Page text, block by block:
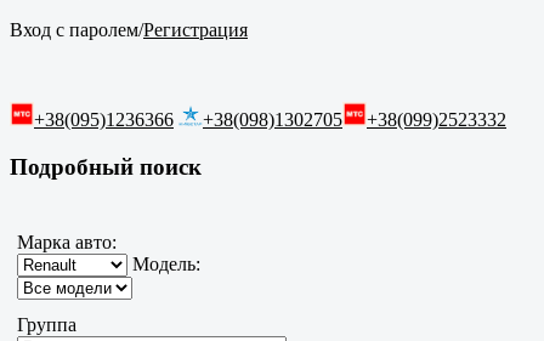
Вход с паролем/Регистрация
+38(095)1236366 +38(098)1302705 +38(099)2523332
Подробный поиск
Марка авто:
Модель:
Группа